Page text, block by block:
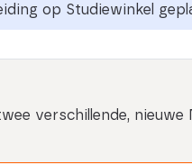
op Studiewinkel
verschillende,